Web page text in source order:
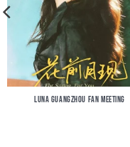
LUNA GUANGZHOU FAN MEETING